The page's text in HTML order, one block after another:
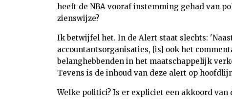
heeft de NBA vooraf instemming gehad van
zienswijze?
Ik betwijfel het. In de Alert staat slechts:
accountantsorganisaties, [is] ook het
belanghebbenden in het maatschappelijk
Tevens is de inhoud van deze alert op
Welke politici? Is er expliciet een akkoord